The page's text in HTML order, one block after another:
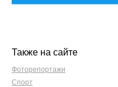
Также на сайте
Фоторепортажи
Спорт